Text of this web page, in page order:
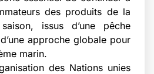
des produits de la
issus d’une pêche
approche globale pour
marin.
des Nations unies